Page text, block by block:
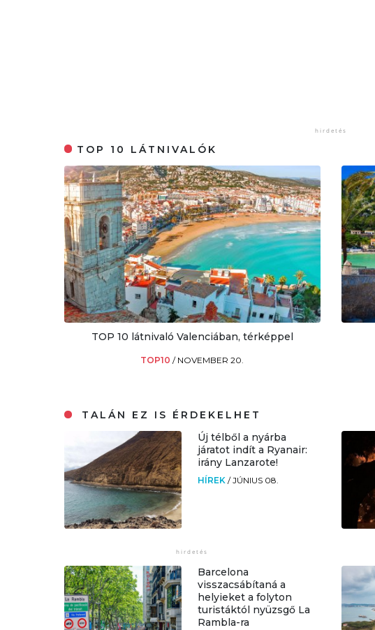
TOP 10 LÁTNIVALÓK
TOP 10 látnivaló Valenciában, térképpel
TOP10/ NOVEMBER 20.
TALÁN EZ IS ÉRDEKELHET
Új télből a nyárba
járatot indít a Ryanair:
irány Lanzarote!
HÍREK/JÚNIUS 08.
Barcelona
visszacsábítaná a
helyieket a folyton
turistáktól nyüzsgő La
Rambla-ra